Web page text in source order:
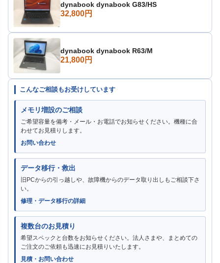
dynabook dynabook G83/HS
32,800円
dynabook dynabook R63/M
21,800円
こんなご相談もお受けしています
メモリ増設のご相談
ご希望容量を備考・メール・お電話でお知らせください。機種に合
わせてお見積りします。
お問い合わせ
データ移行・救出
旧PCからの引っ越しや、故障機からのデータ取り出しもご相談下さ
い。
修理・データ移行の詳細
複数台のお見積り
希望スペックと台数をお知らせください。法人さまや、まとめての
ご注文のご依頼も迅速にお見積りいたします。
見積・お問い合わせ